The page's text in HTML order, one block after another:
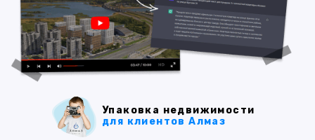
Упаковка недвижимости
для клиентов Алмаз